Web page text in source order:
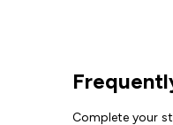
Complete your